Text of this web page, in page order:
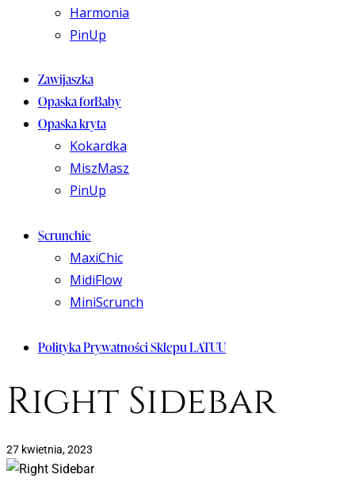
Harmonia
PinUp
Zawijaszka
Opaska forBaby
Opaska kryta
Kokardka
MiszMasz
PinUp
Scrunchie
MaxiChic
MidiFlow
MiniScrunch
Polityka Prywatności Sklepu LATUU
Right Sidebar
27 kwietnia, 2023